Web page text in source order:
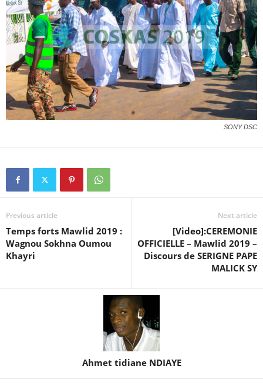
SONY DSC
Previous article
Temps forts Mawlid 2019 :
Wagnou Sokhna Oumou
Khayri
Next article
[Video]:CEREMONIE
OFFICIELLE – Mawlid 2019 –
Discours de SERIGNE PAPE
MALICK SY
Ahmet tidiane NDIAYE